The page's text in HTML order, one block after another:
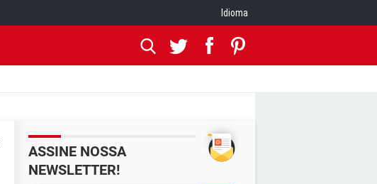
Idioma
ASSINE NOSSA
NEWSLETTER!